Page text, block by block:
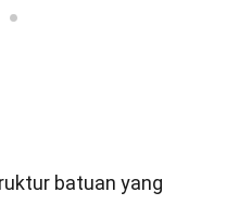
batuan yang